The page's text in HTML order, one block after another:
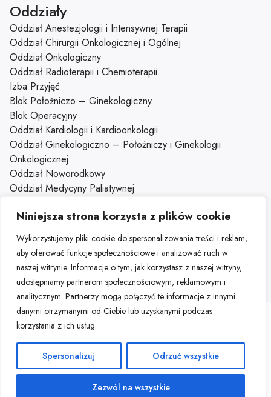
Niniejsza strona korzysta z plików cookie
Wykorzystujemy pliki cookie do spersonalizowania treści i reklam,
aby oferować funkcje społecznościowe i analizować ruch w
naszej witrynie. Informacje o tym, jak korzystasz z naszej witryny,
udostępniamy partnerom społecznościowym, reklamowym i
analitycznym. Partnerzy mogą połączyć te informacje z innymi
danymi otrzymanymi od Ciebie lub uzyskanymi podczas
korzystania z ich usług.
Spersonalizuj Odrzuć wszystkie
Zezwól na wszystkie
Oddziały
Oddział Anestezjologii i Intensywnej Terapii
Oddział Chirurgii Onkologicznej i Ogólnej
Oddział Onkologiczny
Oddział Radioterapii i Chemioterapii
Izba Przyjęć
Blok Położniczo – Ginekologiczny
Blok Operacyjny
Oddział Kardiologii i Kardioonkologii
Oddział Ginekologiczno – Położniczy i Ginekologii
Onkologicznej
Oddział Noworodkowy
Oddział Medycyny Paliatywnej
Wewnętrznych
Oddział Dzienny Kliniki Onkologii
Klinika Onkologii
Mapa stronyDeklaracja dostępności